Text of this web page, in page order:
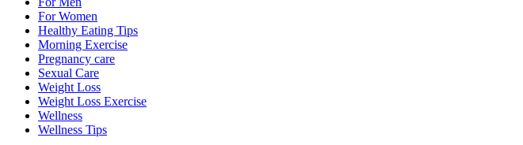
For Women
Healthy Eating Tips
Morning Exercise
Pregnancy care
Sexual Care
Weight Loss
Weight Loss Exercise
Wellness
Wellness Tips